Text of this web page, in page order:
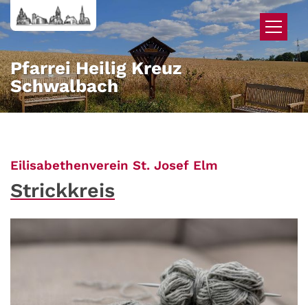
Zum Inhalt springen
Pfarrei Heilig Kreuz
Schwalbach
Eilisabethenverein St. Josef Elm
Strickkreis